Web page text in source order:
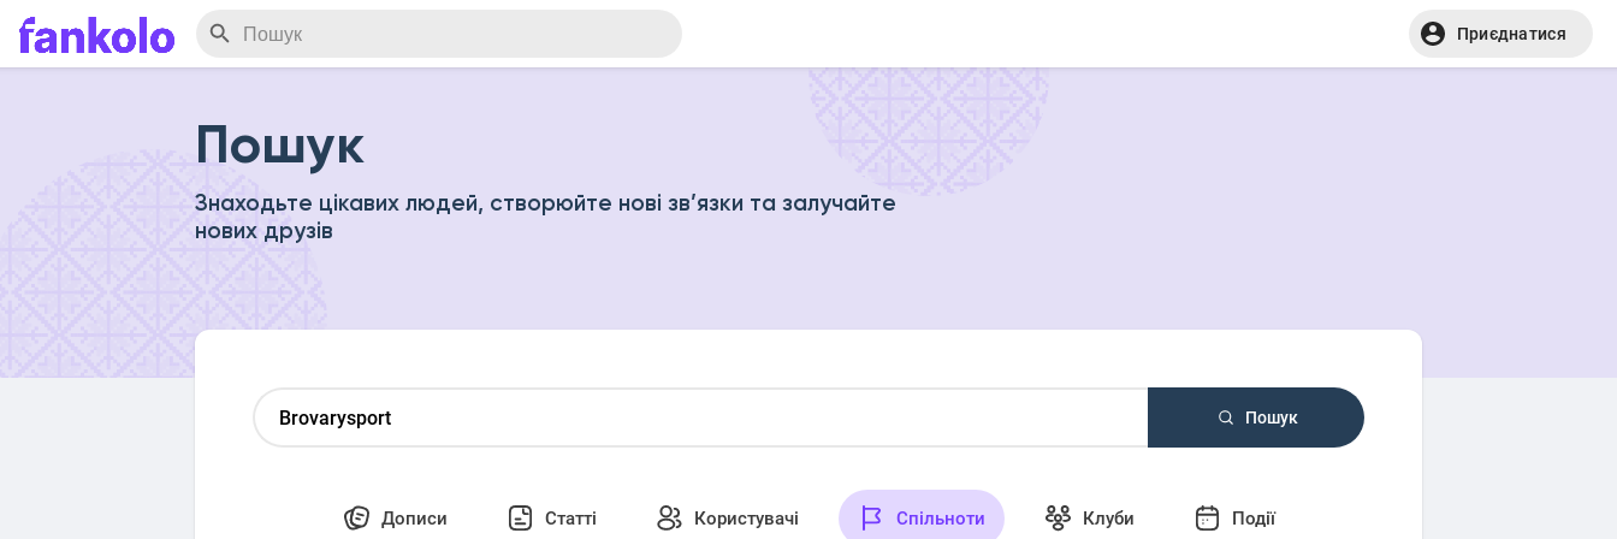
Приєднатися
Пошук
Знаходьте цікавих людей, створюйте нові зв’язки та залучайте
нових друзів
Пошук
Дописи Статті Користувачі Спільноти Клуби Події